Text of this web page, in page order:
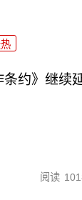
条约》继续
阅读